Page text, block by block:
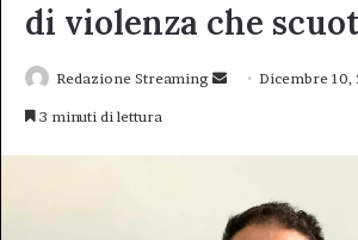
di violenza che
Redazione Streaming
InviaDicembre 10,
3 minuti di lettura